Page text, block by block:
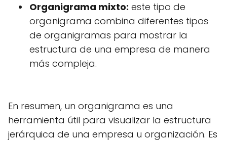
Organigrama mixto: este tipo de
organigrama combina diferentes tipos
de organigramas para mostrar la
estructura de una empresa de manera
más compleja.
En resumen, un organigrama es una
herramienta útil para visualizar la estructura
jerárquica de una empresa u organización. Es